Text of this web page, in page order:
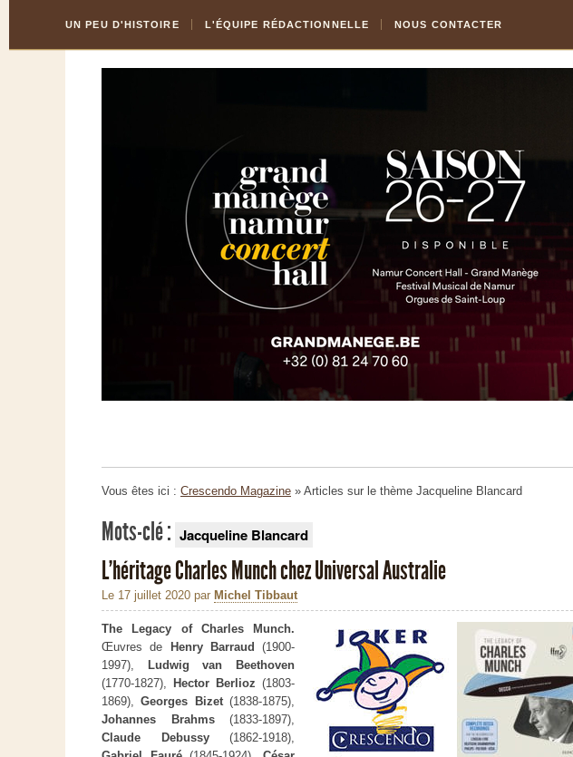
Content
la
UN PEU D'HISTOIRE L'ÉQUIPE RÉDACTIONNELLE NOUS CONTACTER
Vous êtes ici : Crescendo Magazine » Articles sur le thème Jacqueline Blancard
Mots-clé : Jacqueline Blancard
L’héritage Charles Munch chez Universal Australie
Le 17 juillet 2020 par Michel Tibbaut
The Legacy of Charles Munch.
Œuvres de
Henry Barraud
(1900-
1997),
Ludwig van Beethoven
(1770-1827),
Hector Berlioz (1803-
1869),Georges Bizet(1838-1875),
Johannes Brahms(1833-1897),
Claude Debussy(1862-1918),